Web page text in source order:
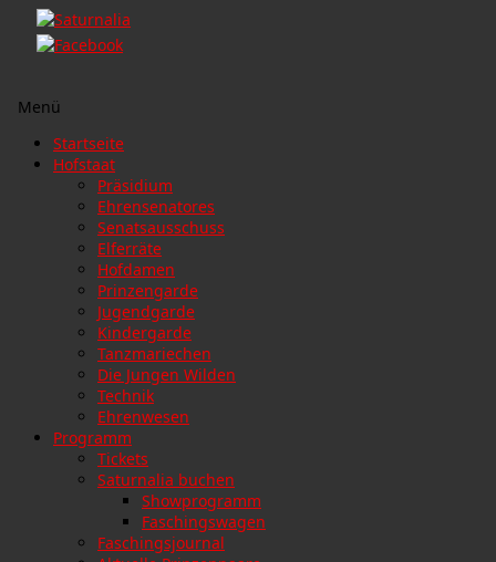
Menü
Zum
Inhalt
Startseite
Hofstaat
Präsidium
Ehrensenatores
Senatsausschuss
Elferräte
Hofdamen
Prinzengarde
Jugendgarde
Kindergarde
Tanzmariechen
Die Jungen Wilden
Technik
Ehrenwesen
Programm
Tickets
Saturnalia buchen
Showprogramm
Faschingswagen
Faschingsjournal